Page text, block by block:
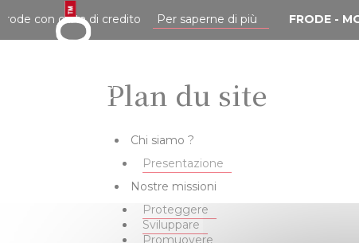
con carta di credito Per saperne di più FRODE -
Plan du site
Chi siamo ?
Presentazione
Nostre missioni
Proteggere
Sviluppare
Promuovere
Cookies management panel